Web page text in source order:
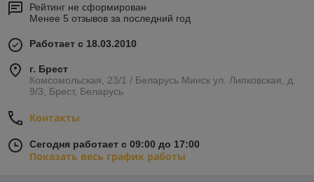
Рейтинг не сформирован
Менее 5 отзывов за последний год
Работает с 18.03.2010
г. Брест
Комсомольская, 23/1 / Беларусь Минск ул. Липковская, д.
9/3, Брест, Беларусь
Контакты
Сегодня работает с 09:00 до 17:00
Показать весь график работы